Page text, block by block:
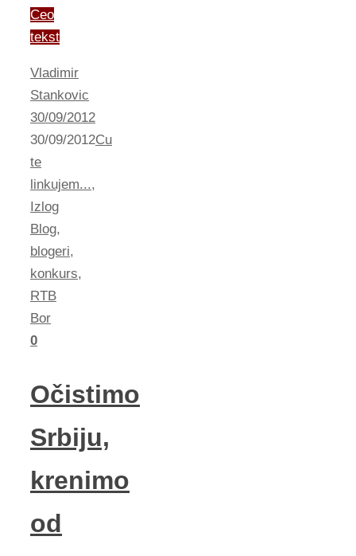
Ceo
tekst
Vladimir
Stankovic
30/09/2012
30/09/2012Cu
te
linkujem...,
Izlog
Blog,
blogeri,
konkurs,
RTB
Bor
0
Očistimo
Srbiju,
krenimo
od